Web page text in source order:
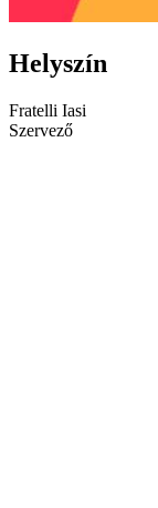
Helyszín
Fratelli Iasi
Szervező